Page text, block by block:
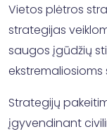
Vietos plėtros
strategijas
saugos įgūdžių
Strategijų
įgyvendinant